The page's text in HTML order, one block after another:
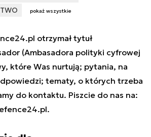
pokaż wszystkie
otrzymał tytuł
(Ambasadora polityki cyfrowej
które Was nurtują; pytania, na
tematy, o których trzeba
do kontaktu. Piszcie do nas na:
.